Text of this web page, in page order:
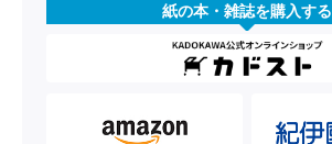
紙の本・雑誌を購入する